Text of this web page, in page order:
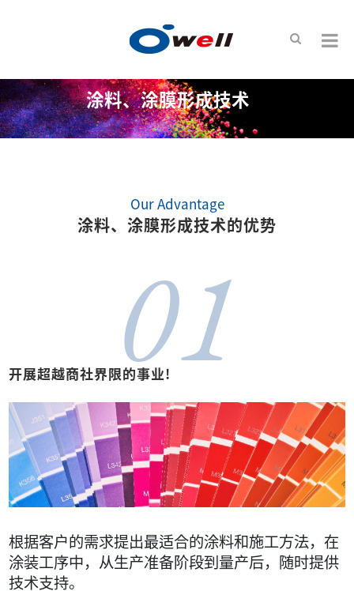
涂料、涂膜形成技术
Our Advantage
涂料、涂膜形成技术的优势
01
开展超越商社界限的事业!
根据客户的需求提出最适合的涂料和施工方法，在
涂装工序中，从生产准备阶段到量产后，随时提供
技术支持。